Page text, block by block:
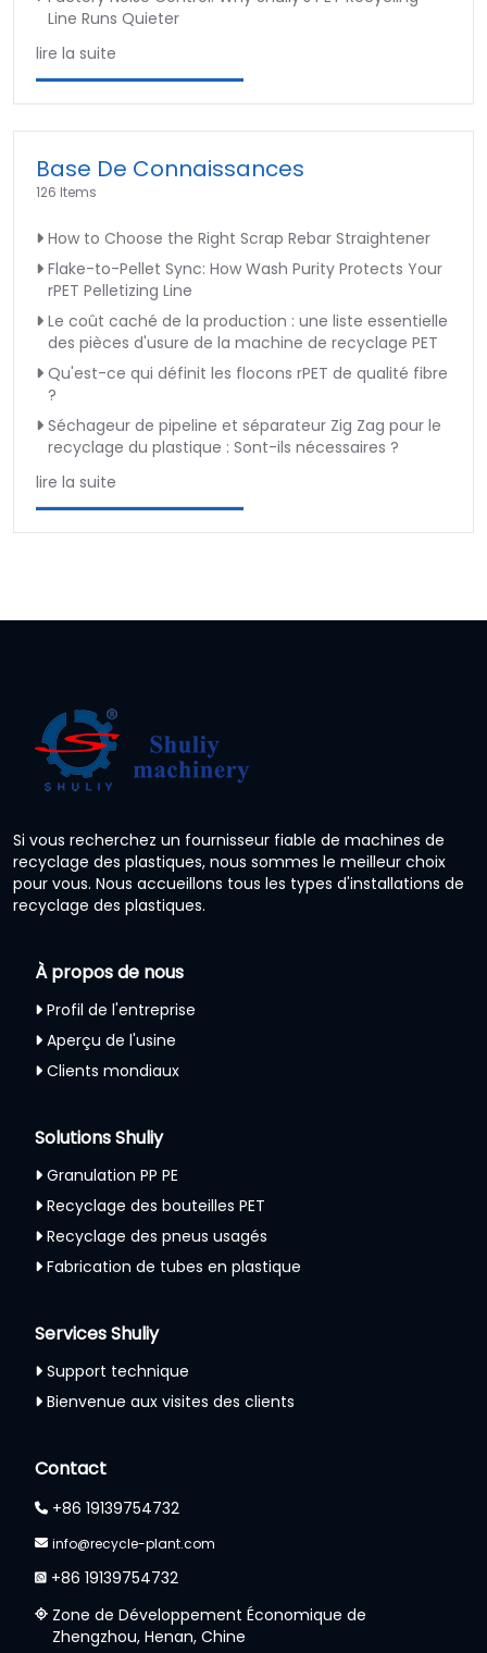
Line Runs Quieter
lire la suite
Base De Connaissances
126 Items
How to Choose the Right Scrap Rebar Straightener
Flake-to-Pellet Sync: How Wash Purity Protects Your
rPET Pelletizing Line
Le coût caché de la production : une liste essentielle
des pièces d'usure de la machine de recyclage PET
Qu'est-ce qui définit les flocons rPET de qualité fibre
?
Séchageur de pipeline et séparateur Zig Zag pour le
recyclage du plastique : Sont-ils nécessaires ?
lire la suite
Si vous recherchez un fournisseur fiable de machines de
recyclage des plastiques, nous sommes le meilleur choix
pour vous. Nous accueillons tous les types d'installations de
recyclage des plastiques.
À propos de nous
Profil de l'entreprise
Aperçu de l'usine
Clients mondiaux
Solutions Shuliy
Granulation PP PE
Recyclage des bouteilles PET
Recyclage des pneus usagés
Fabrication de tubes en plastique
Services Shuliy
Support technique
Bienvenue aux visites des clients
Contact
+86 19139754732
info@recycle-plant.com
+86 19139754732
Zone de Développement Économique de
Zhengzhou, Henan, Chine